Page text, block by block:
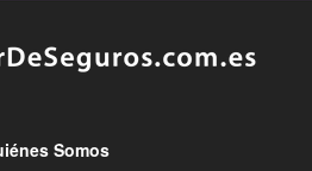
Somos